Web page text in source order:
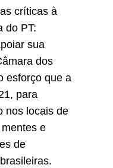
críticas à
do PT:
sua
dos
esforço que a
para
nos locais de
e
de